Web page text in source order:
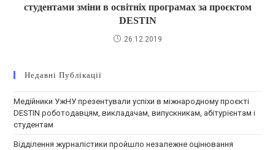
студентами зміни в освітніх програмах за проєктом
DESTIN
26.12.2019
Недавні Публікації
Медійники УжНУ презентували успіхи в міжнародному проєкті
DESTIN роботодавцям, викладачам, випускникам, абітурієнтам і
студентам
Відділення журналістики пройшло незалежне оцінювання